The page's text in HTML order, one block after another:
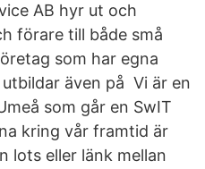
AB hyr ut och
förare till både små
som har egna
även på Vi är en
som går en SwIT
kring vår framtid är
lots eller länk mellan